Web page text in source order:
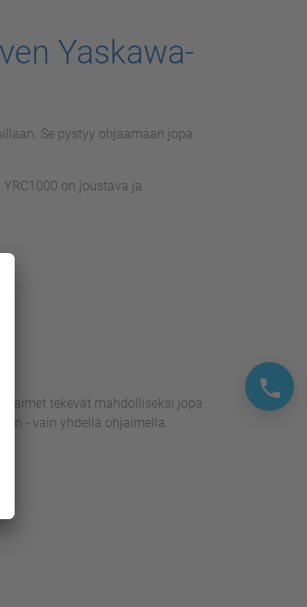
Yaskawa-
Se pystyy ohjaamaan jopa
on joustava ja
tekevät mahdolliseksi jopa
- vain yhdellä ohjaimella.